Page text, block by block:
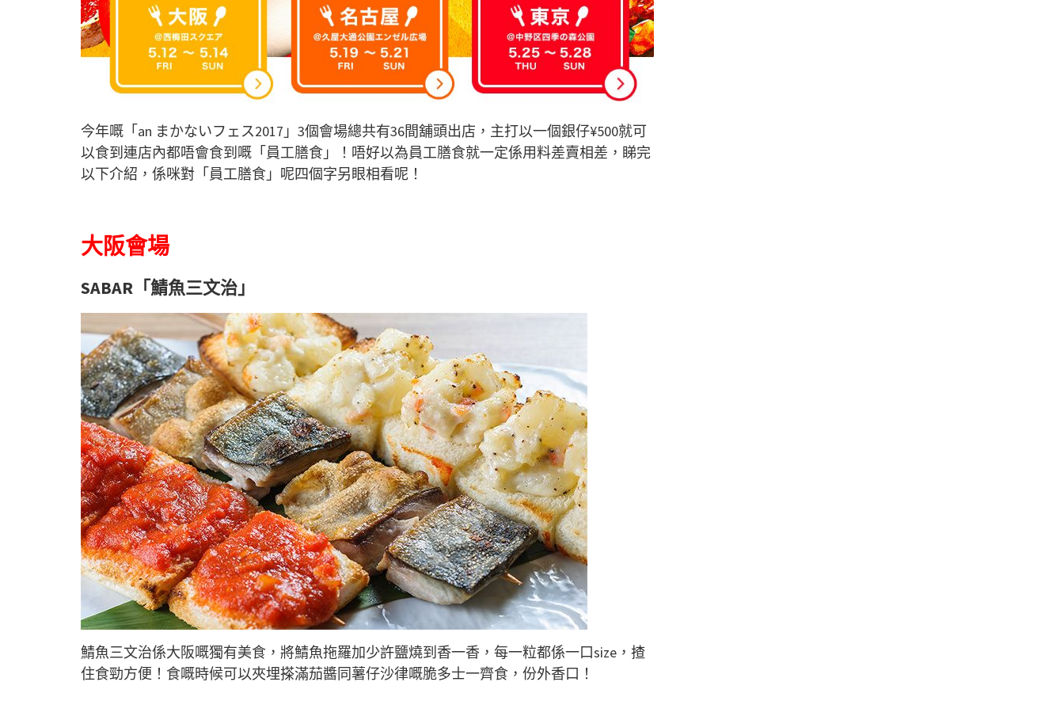
今年嘅「an まかないフェス2017」3個會場總共有36間舖頭出店，主打以一個銀仔¥500就可
以食到連店內都唔會食到嘅「員工膳食」！唔好以為員工膳食就一定係用料差賣相差，睇完
以下介紹，係咪對「員工膳食」呢四個字另眼相看呢！
大阪會場
SABAR「鯖魚三文治」
鯖魚三文治係大阪嘅獨有美食，將鯖魚拖羅加少許鹽燒到香一香，每一粒都係一口size，揸
住食勁方便！食嘅時候可以夾埋搽滿茄醬同薯仔沙律嘅脆多士一齊食，份外香口！